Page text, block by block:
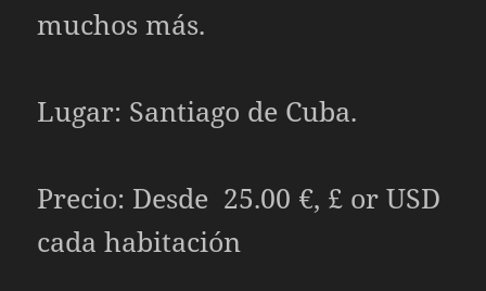
muchos más.
Lugar: Santiago de Cuba.
Precio: Desde 25.00 €, £ or USD
cada habitación